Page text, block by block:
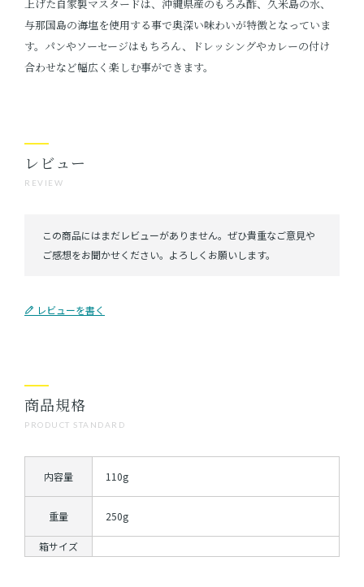
上げた自家製マスタードは、沖縄県産のもろみ酢、久米島の水、
与那国島の海塩を使用する事で奥深い味わいが特徴となっていま
す。パンやソーセージはもちろん、ドレッシングやカレーの付け
合わせなど幅広く楽しむ事ができます。
REVIEW
レビュー
レビューを書く
PRODUCT STANDARD
商品規格
内容量 110g
重量 250g
箱サイズ